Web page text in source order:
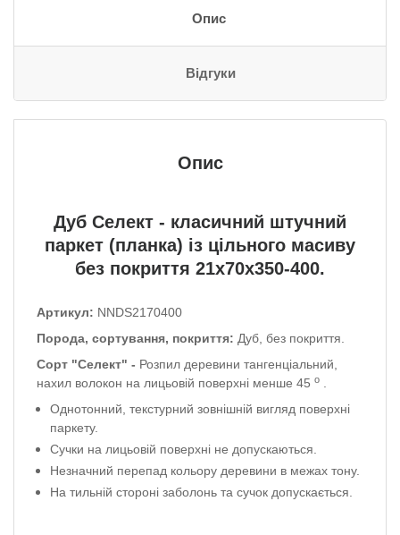
Опис
Відгуки
Опис
Дуб Селект - класичний штучний
паркет (планка) із цільного масиву
без покриття 21x70x350-400.
Артикул: NNDS2170400
Порода, сортування, покриття: Дуб, без покриття.
Сорт "Селект" - Розпил деревини тангенціальний,
нахил волокон на лицьовій поверхні менше 45 о
Однотонний, текстурний зовнішній вигляд поверхні
паркету.
Сучки на лицьовій поверхні не допускаються.
Незначний перепад кольору деревини в межах тону.
На тильній стороні заболонь та сучок допускається.